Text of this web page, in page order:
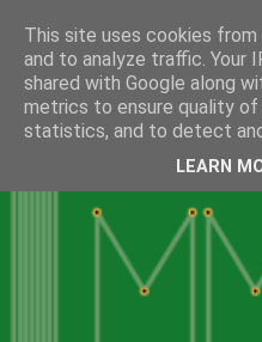
This site uses cookies
and to analyze traffic. Your
shared with Google along
metrics to ensure quality of
statistics, and to detect
LEARN